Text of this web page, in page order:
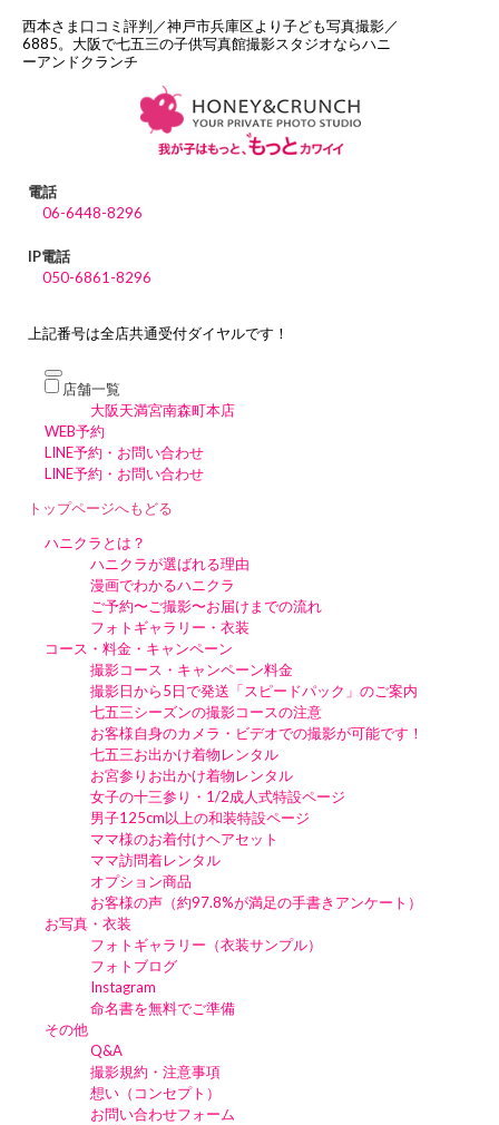
西本さま口コミ評判／神戸市兵庫区より子ども写真撮影／
6885。大阪で七五三の子供写真館撮影スタジオならハニ
ーアンドクランチ
電話
06-6448-8296
IP電話
050-6861-8296
上記番号は全店共通受付ダイヤルです！
店舗一覧
大阪天満宮南森町本店
WEB予約
LINE予約・お問い合わせ
LINE予約・お問い合わせ
トップページへもどる
ハニクラとは？
ハニクラが選ばれる理由
漫画でわかるハニクラ
ご予約〜ご撮影〜お届けまでの流れ
フォトギャラリー・衣装
コース・料金・キャンペーン
撮影コース・キャンペーン料金
撮影日から5日で発送「スピードパック」のご案内
七五三シーズンの撮影コースの注意
お客様自身のカメラ・ビデオでの撮影が可能です！
七五三お出かけ着物レンタル
お宮参りお出かけ着物レンタル
女子の十三参り・1/2成人式特設ページ
男子125cm以上の和装特設ページ
ママ様のお着付けヘアセット
ママ訪問着レンタル
オプション商品
お客様の声（約97.8%が満足の手書きアンケート）
お写真・衣装
フォトギャラリー（衣装サンプル）
フォトブログ
Instagram
命名書を無料でご準備
その他
Q&A
撮影規約・注意事項
想い（コンセプト）
お問い合わせフォーム